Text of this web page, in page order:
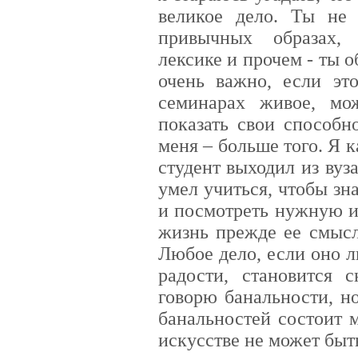
великое дело. Ты не
привычных образах,
лексике и прочем - ты
очень важно, если
семинарах живое,
показать свои
меня – больше того. Я
студент выходил из
умел учиться, чтобы
и посмотреть нужную
жизнь прежде ее
Любое дело, если оно
радости,
говорю банальности,
банальностей
искусстве не может